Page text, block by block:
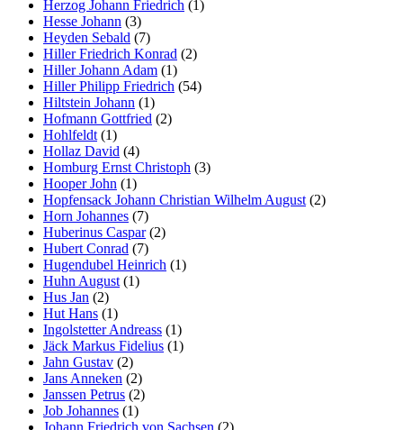
Herzog Johann Friedrich (1)
Hesse Johann (3)
Heyden Sebald (7)
Hiller Friedrich Konrad (2)
Hiller Johann Adam (1)
Hiller Philipp Friedrich (54)
Hiltstein Johann (1)
Hofmann Gottfried (2)
Hohlfeldt (1)
Hollaz David (4)
Homburg Ernst Christoph (3)
Hooper John (1)
Hopfensack Johann Christian Wilhelm August (2)
Horn Johannes (7)
Huberinus Caspar(2)
Hubert Conrad (7)
Hugendubel Heinrich (1)
Huhn August (1)
Hus Jan (2)
Hut Hans (1)
Ingolstetter Andreass (1)
Jäck Markus Fidelius (1)
Jahn Gustav (2)
Jans Anneken (2)
Janssen Petrus (2)
Job Johannes (1)
Johann Friedrich von Sachsen (2)